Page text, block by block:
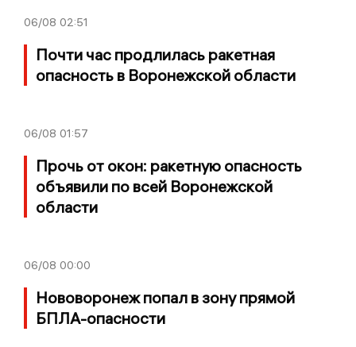
06/08 02:51
Почти час продлилась ракетная
опасность в Воронежской области
06/08 01:57
Прочь от окон: ракетную опасность
объявили по всей Воронежской
области
06/08 00:00
Нововоронеж попал в зону прямой
БПЛА-опасности